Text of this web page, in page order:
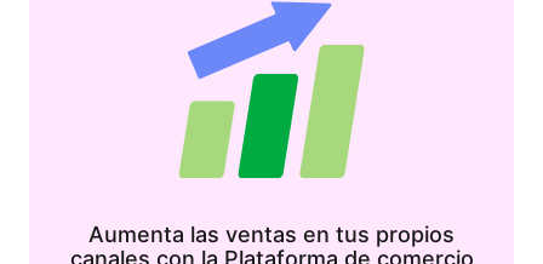
Aumenta las ventas en tus propios
canales con la Plataforma de comercio